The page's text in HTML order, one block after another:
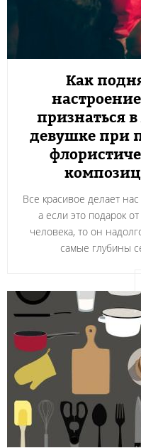
Как
признаться
девушке при
Все красивое делает
а если это подарок
человека, то он
самые глубины